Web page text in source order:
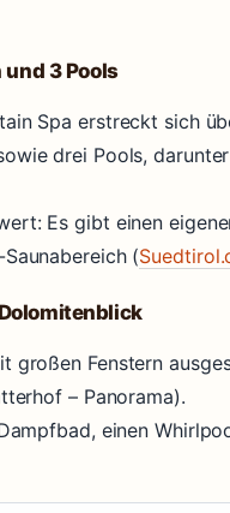
3 Pools
Spa erstreckt sich
drei Pools,
Es gibt einen
(
großen Fenstern
– Panorama).
einen